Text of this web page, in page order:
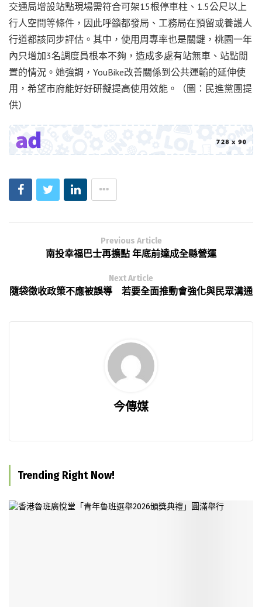
交通局增設站點現場需符合可架15根停車柱、1.5公尺以上
行人空間等條件，因此呼籲都發局、工務局在預留或養護人
行道都該同步評估。其中，使用周專率也是關鍵，桃園一年
內只增加3名調度員根本不夠，造成多處有站無車、站點閒
置的情況。她強調，YouBike改善關係到公共運輸的延伸使
用，希望市府能好好研擬提高使用效能。（圖：民進黨團提
供）
Previous Article
南投幸福巴士再擴點 年底前達成全縣營運
Next Article
隨袋徵收政策不應被誤導 若要全面推動會強化與民眾溝通
今傳媒
Trending Right Now!